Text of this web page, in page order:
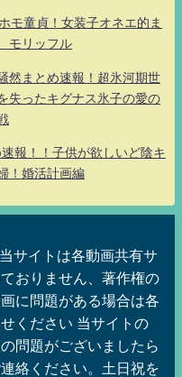
童貞！女装子オネエ的ま
モリッフル
然まとめ速報！超氷河期世
失ったキグナス氷子の愛の
報！！子供が欲しいど陰キ
！婚活計画編
サイトは各動画共有サ
おりません、著作権の
に問題がある場合は各
ください 当サイトの
問題がございましたら
絡ください。土日祝を